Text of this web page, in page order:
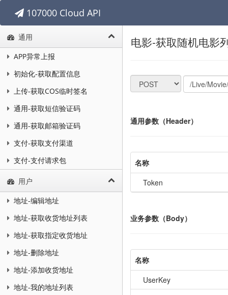
107000 Cloud API
通用
APP异常上报
初始化-获取配置信息
上传-获取COS临时签名
通用-获取短信验证码
通用-获取邮箱验证码
支付-获取支付渠道
支付-支付请求包
用户
地址-编辑地址
地址-获取收货地址列表
地址-获取指定收货地址
地址-删除地址
地址-添加收货地址
地址-我的地址列表
电影-获取随机电影
通用参数（Header）
名称
Token
业务参数（Body）
名称
UserKey